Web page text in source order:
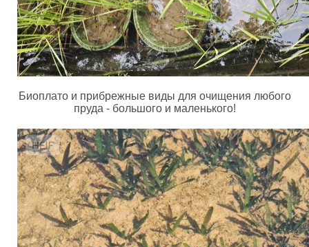
Биоплато и прибрежные виды для очищения любого
пруда - большого и маленького!